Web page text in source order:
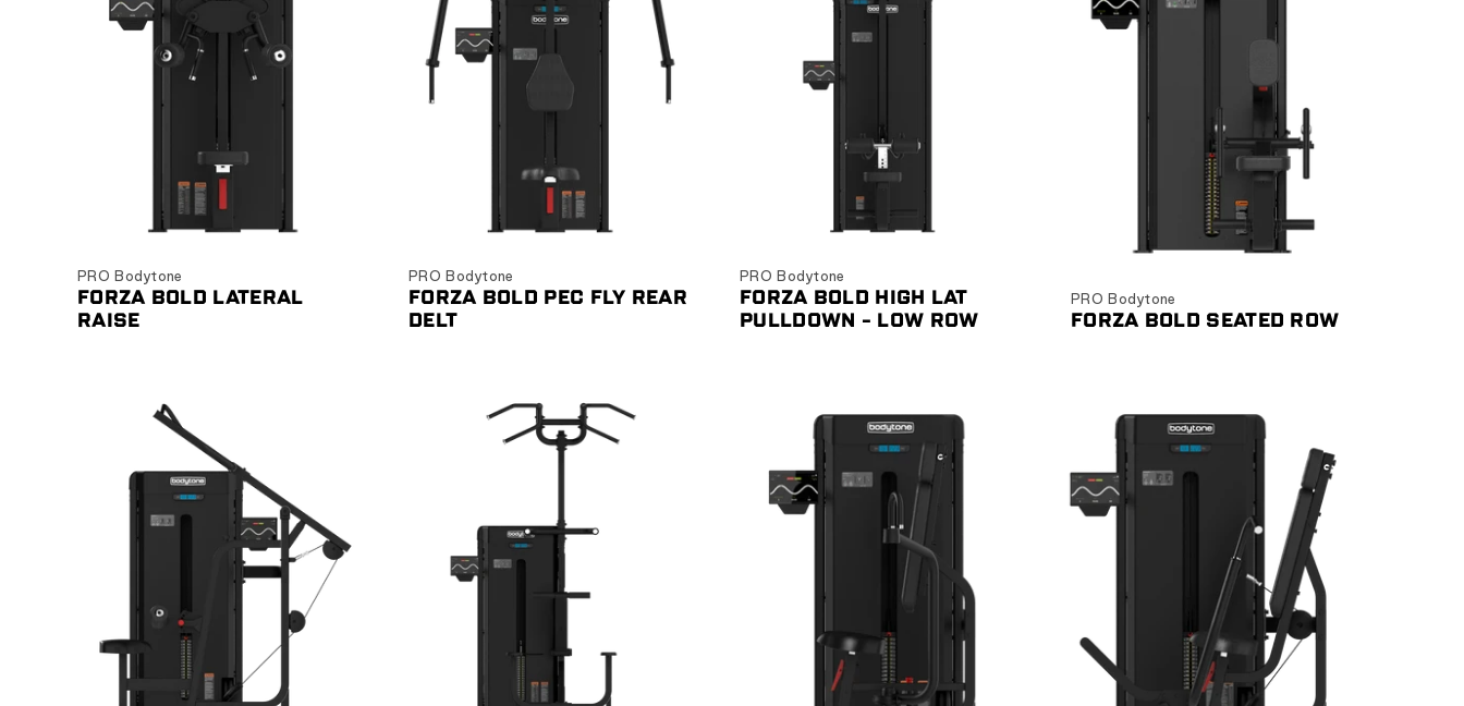
Ver producto
PRO Bodytone
FORZA BOLD LATERAL
RAISE
Ver producto
PRO Bodytone
FORZA BOLD PEC FLY REAR
DELT
Ver producto
PRO Bodytone
FORZA BOLD HIGH LAT
PULLDOWN - LOW ROW
PRO Bodytone
FORZA BOLD SEATED ROW